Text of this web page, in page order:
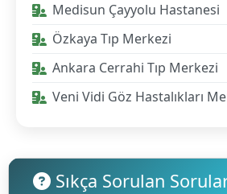
Medisun Çayyolu Hastanesi
Özkaya Tıp Merkezi
Ankara Cerrahi Tıp Merkezi
Veni Vidi Göz Hastalıkları
Sıkça Sorulan